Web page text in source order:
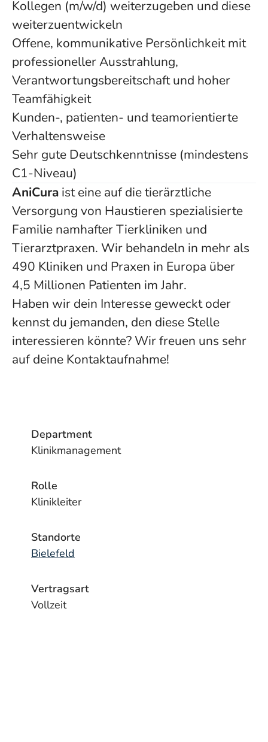
Kollegen (m/w/d) weiterzugeben und diese
weiterzuentwickeln
Offene, kommunikative Persönlichkeit mit
professioneller Ausstrahlung,
Verantwortungsbereitschaft und hoher
Teamfähigkeit
Kunden-, patienten- und teamorientierte
Verhaltensweise
Sehr gute Deutschkenntnisse (mindestens
C1-Niveau)
AniCura ist eine auf die tierärztliche
Versorgung von Haustieren spezialisierte
Familie namhafter Tierkliniken und
Tierarztpraxen. Wir behandeln in mehr als
490 Kliniken und Praxen in Europa über
4,5 Millionen Patienten im Jahr.
Haben wir dein Interesse geweckt oder
kennst du jemanden, den diese Stelle
interessieren könnte? Wir freuen uns sehr
auf deine Kontaktaufnahme!
Department
Klinikmanagement
Rolle
Klinikleiter
Standorte
Bielefeld
Vertragsart
Vollzeit